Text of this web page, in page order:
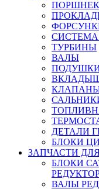
ТУРБИНЫ
ВАЛЫ
ДЕТАЛИ
БЛОКИ
ЗАПЧАСТИ
БЛОКИ
ВАЛЫ